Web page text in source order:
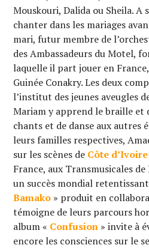
Mouskouri, Dalida ou Sheila. A
chanter dans les mariages
mari, futur membre de
des Ambassadeurs du Motel,
laquelle il part jouer en
Guinée Conakry. Les deux
l’institut des jeunes aveugles
Mariam y apprend le braille et
chants et de danse aux autres
leurs familles respectives,
sur les scènes de Côte d’Ivoire
France, aux Transmusicales
un succès mondial
Bamako » produit en
témoigne de leurs parcours
album « Confusion » invite à
encore les consciences sur le